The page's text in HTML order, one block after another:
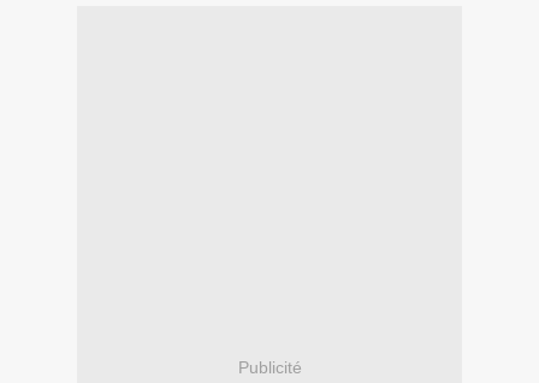
Publicité